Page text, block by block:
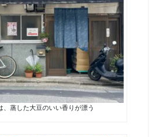
、蒸した大豆のいい香りが漂う